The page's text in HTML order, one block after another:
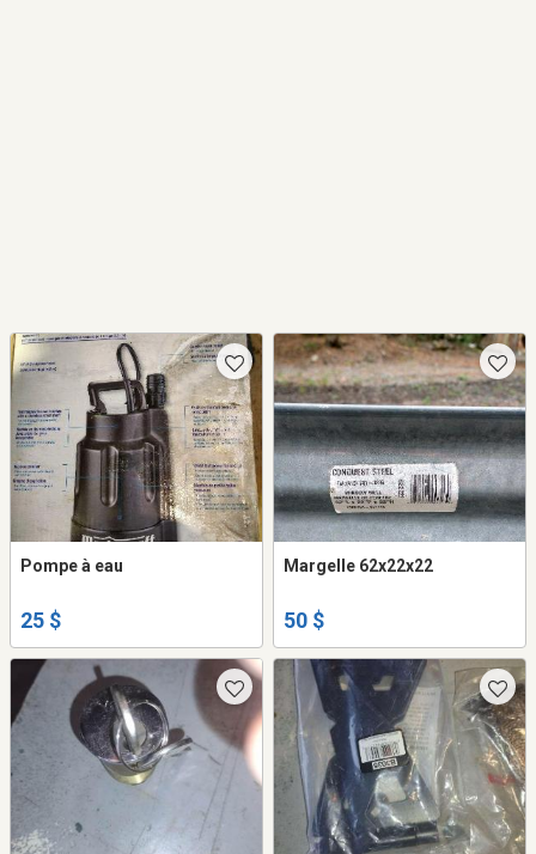
Pompe à eau
25 $
Margelle 62x22x22
50 $